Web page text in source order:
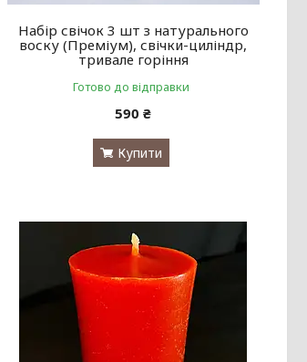
Набір свічок 3 шт з натурального
воску (Преміум), свічки-циліндр,
тривале горіння
Готово до відправки
590 ₴
Купити